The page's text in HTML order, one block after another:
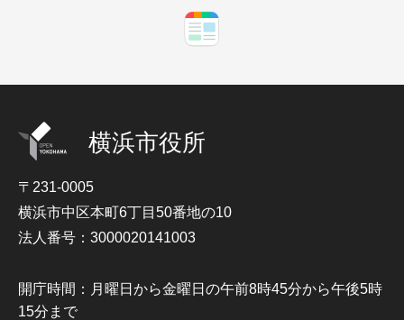
横浜市役所
〒231-0005
横浜市中区本町6丁目50番地の10
法人番号：3000020141003
開庁時間：月曜日から金曜日の午前8時45分から午後5時
15分まで